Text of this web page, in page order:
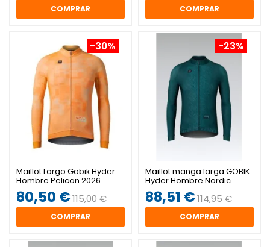
COMPRAR COMPRAR
-30%
Maillot Largo Gobik Hyder
Hombre Pelican 2026
80,50 €115,00 €
COMPRAR
-23%
Maillot manga larga GOBIK
Hyder Hombre Nordic
88,51 €114,95 €
COMPRAR